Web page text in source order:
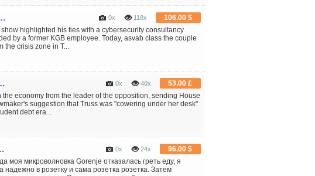
after reports of possible Russia... 106.00 $
118x
0x
highlighted his ties with a cybersecurity consultancy
by a former KGB employee. Today, asvab class the couple
the crisis zone in T...
Potts in Beauty & the Beast 53.00 £
40x
0x
economy from the leader of the opposition, sending House
suggestion that Truss was "cowering under her desk"
debt era...
проблемы своими руками! 96.00 $
24x
0x
моя микроволновка Gorenje отказалась греть еду, я
в розетку и сама розетка розетка. Затем